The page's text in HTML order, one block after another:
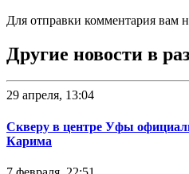
Для отправки комментария вам
Другие новости в
29 апреля, 13:04
Скверу в центре Уфы
Карима